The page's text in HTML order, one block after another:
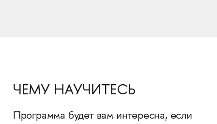
ЧЕМУ НАУЧИТЕСЬ
Программа будет вам интересна, если